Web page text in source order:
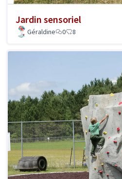
Jardin sensoriel
Géraldine
0 8